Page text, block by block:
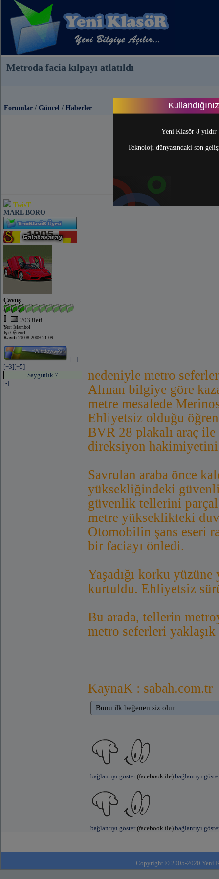
Yeni Klasör 8
Teknoloji dünyasındaki son
Metroda facia kılpayı atlatıldı
Forumlar / Güncel / Haberler
TwisT
MARL BORO
Çavuş
203 ileti
Yer: İslambol
İş: Öğrencİ
Kayıt: 20-08-2009 21:09
[+]
[+3][+5]
Saygınlık 7
[-]
nedeniyle metro
Alınan bilgiye göre
metre mesafede
Ehliyetsiz olduğu
BVR 28 plakalı araç
direksiyon
Savrulan araba önce
yüksekliğindeki
güvenlik tellerini
metre yükseklikteki
Otomobilin şans eseri
bir faciayı önledi.
Yaşadığı korku
kurtuldu. Ehliyetsiz
Bu arada, tellerin
metro seferleri
KaynaK : sabah.com.tr
Bunu ilk beğenen siz olun
bağlantıyı göster(facebook ile) bağlantıyı
bağlantıyı göster(facebook ile) bağlantıyı
Copyright © 2005-2020 Yeni